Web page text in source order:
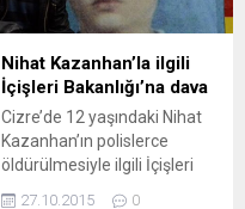
Nihat Kazanhan’la ilgili
İçişleri Bakanlığı’na dava
Cizre’de 12 yaşındaki Nihat
Kazanhan’ın polislerce
öldürülmesiyle ilgili İçişleri
27.10.2015
0